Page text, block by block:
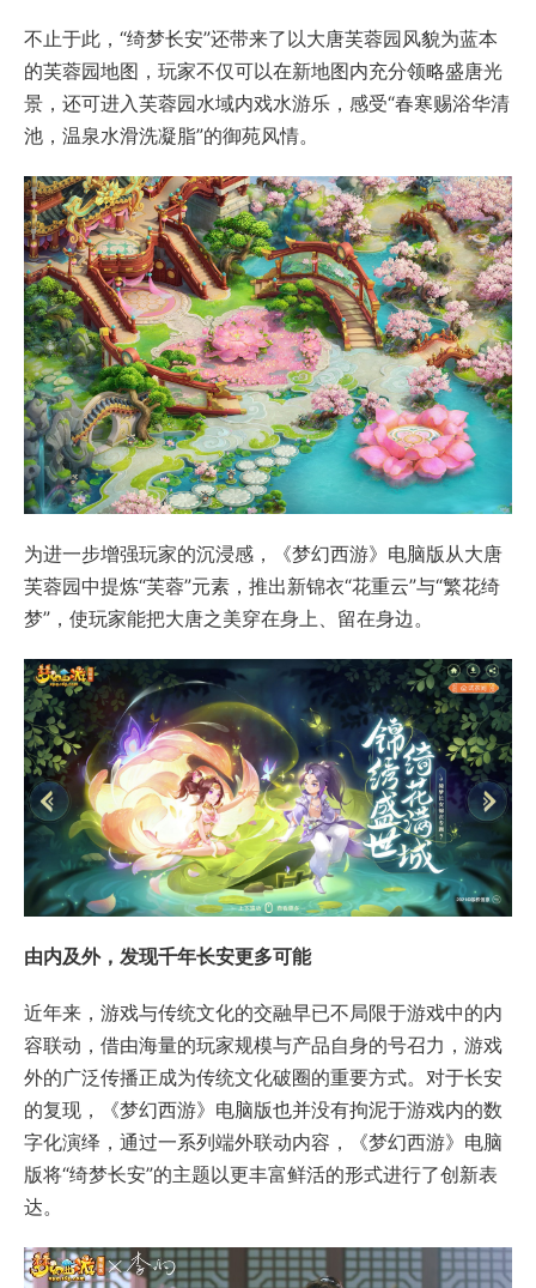
不止于此，“绮梦长安”还带来了以大唐芙蓉园风貌为蓝本
的芙蓉园地图，玩家不仅可以在新地图内充分领略盛唐光
景，还可进入芙蓉园水域内戏水游乐，感受“春寒赐浴华清
池，温泉水滑洗凝脂”的御苑风情。
为进一步增强玩家的沉浸感，《梦幻西游》电脑版从大唐
芙蓉园中提炼“芙蓉”元素，推出新锦衣“花重云”与“繁花绮
梦”，使玩家能把大唐之美穿在身上、留在身边。
由内及外，发现千年长安更多可能
近年来，游戏与传统文化的交融早已不局限于游戏中的内
容联动，借由海量的玩家规模与产品自身的号召力，游戏
外的广泛传播正成为传统文化破圈的重要方式。对于长安
的复现，《梦幻西游》电脑版也并没有拘泥于游戏内的数
字化演绎，通过一系列端外联动内容，《梦幻西游》电脑
版将“绮梦长安”的主题以更丰富鲜活的形式进行了创新表
达。